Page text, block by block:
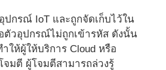
ปกรณ์ IoT และถูกจัดเก็บไว้ใน
ตัวอุปกรณ์ไม่ถูกเข้ารหัส ดังนั้น
ให้ผู้ให้บริการ Cloud หรือ
จมตี ผู้โจมตีสามารถล่วงรู้